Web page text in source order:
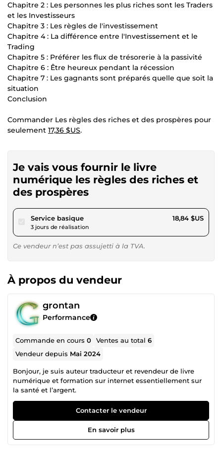
Chapitre 2 : Les personnes les plus riches sont les Traders
et les Investisseurs
Chapitre 3 : Les règles de l'investissement
Chapitre 4 : La différence entre l'Investissement et le
Trading
Chapitre 5 : Préférer les flux de trésorerie à la passivité
Chapitre 6 : Être heureux pendant la récession
Chapitre 7 : Les gagnants sont préparés quelle que soit la
situation
Conclusion
Commander Les règles des riches et des prospères pour
seulement 17,36 $US.
Je vais vous fournir le livre
numérique les règles des riches et
des prospères
Service basiquepour 17,36 $US
3 jours de réalisation
18,84 $US
Ce vendeur n’est pas assujetti à la TVA.
À propos du vendeur
grontan
Performance
Commande en cours0 Ventes au total6
Vendeur depuis Mai 2024
Bonjour, je suis auteur traducteur et revendeur de livre
numérique et formation sur internet essentiellement sur
la santé et l’argent.
Contacter le vendeur
En savoir plus